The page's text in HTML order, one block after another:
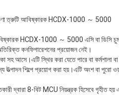
ত্রুটি আবিষ্কারক HCDX-1000 ～ 5000
HCDX-1000 ～ 5000 এসি বা ডিসি
কনফিগারেশনের প্রয়োজন নেই।
সহ আসে।এটি স্থির করা যেতে পারে বা কর্মশালা
উত্পাদন শিল্পে প্রয়োগ করা হয়।এটি অংশ বা
দ্বারা 8-বিট MCU নিয়ন্ত্রক হিসেবে গৃহীত হয়